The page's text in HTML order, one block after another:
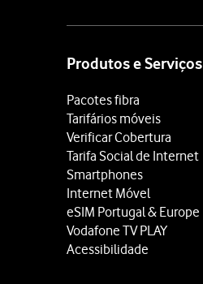
Produtos e Serviços
Pacotes fibra
Tarifários móveis
Verificar Cobertura
Tarifa Social de Internet
Smartphones
Internet Móvel
eSIM Portugal & Europe
Vodafone TV PLAY
Acessibilidade